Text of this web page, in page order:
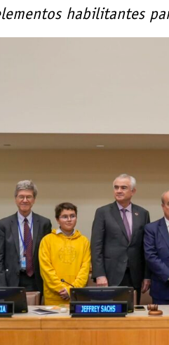
habilitantes